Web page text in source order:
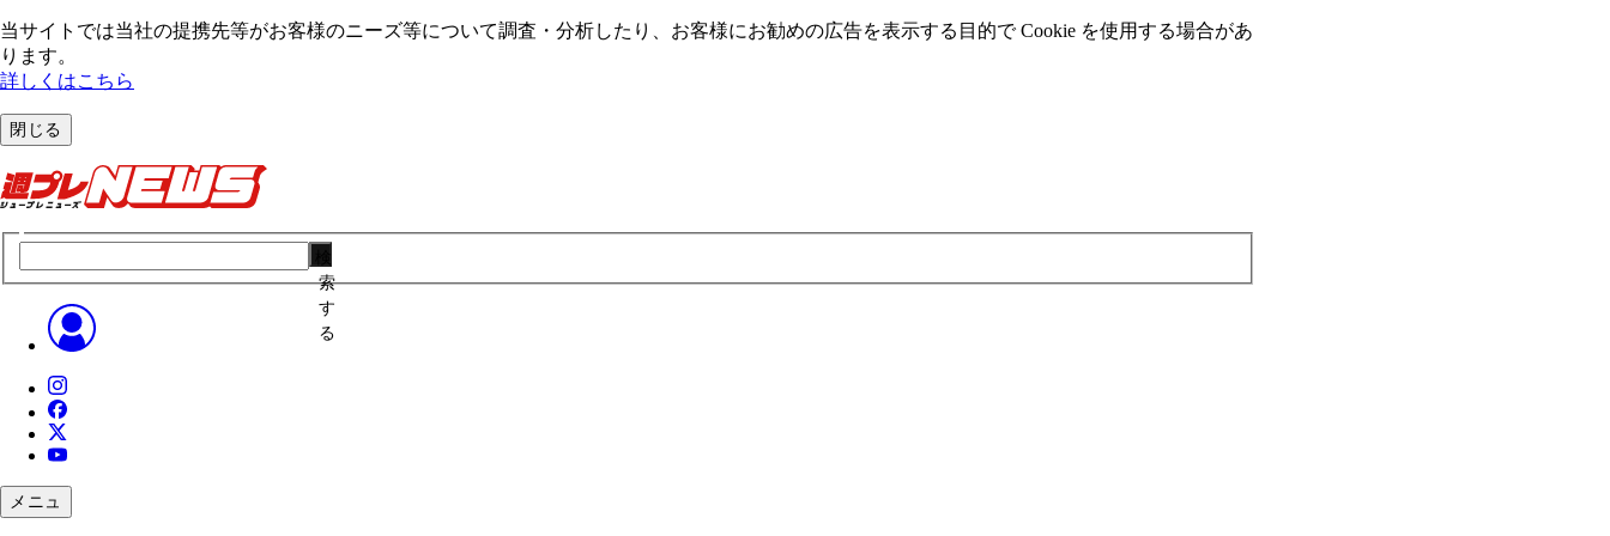
当サイトでは当社の提携先等がお客様のニーズ等について調査・分析したり、お客様にお勧めの広告を表⽰する⽬的で Cookie を使⽤する場合があ
ります。
詳しくはこちら
閉じる
索
す
る
メニュ